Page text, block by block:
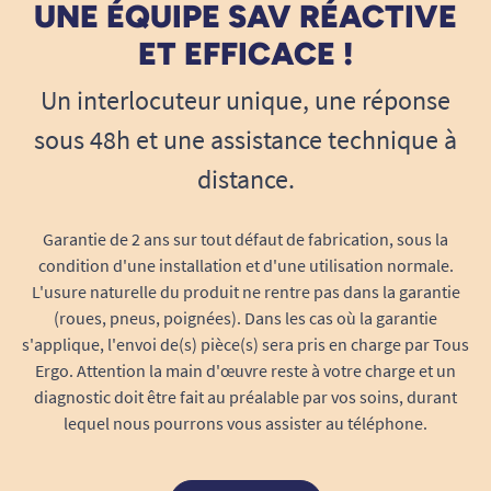
d’assistance et permet de préserver
l’indépendance lors des repas.
Réduit les tremblements et les chutes
d’objets
En maintenant le couvert en place, elle sécurise
les gestes et évite les chutes répétées. Cela rend
l’utilisateur que pour l’aidant.
Idéale en cas de pathologies ou de
rééducation
Cette sangle est adaptée aux personnes
souffrant d’arthrose, de troubles neurologiques,
après un AVC ou en cas de faiblesse musculaire.
Elle accompagne aussi les phases de
UNE ÉQUIPE SAV RÉACTIVE
ET EFFICACE !
Un interlocuteur unique, une réponse
sous 48h et une assistance technique à
distance.
Garantie de 2 ans sur tout défaut de fabrication, sous la
condition d'une installation et d'une utilisation normale.
L'usure naturelle du produit ne rentre pas dans la garantie
(roues, pneus, poignées). Dans les cas où la garantie
s'applique, l'envoi de(s) pièce(s) sera pris en charge par Tous
Ergo. Attention la main d'œuvre reste à votre charge et un
diagnostic doit être fait au préalable par vos soins, durant
lequel nous pourrons vous assister au téléphone.